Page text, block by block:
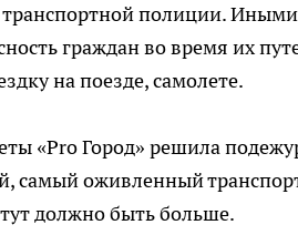
полиции.
граждан во время их
на поезде, самолете.
«Pro Город» решила
самый оживленный
должно быть больше.